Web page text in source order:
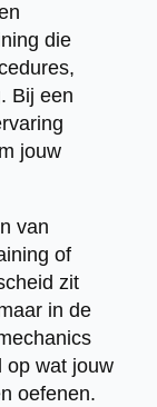
die
Bij een
jouw
van
of
zit
in de
op wat jouw
oefenen.